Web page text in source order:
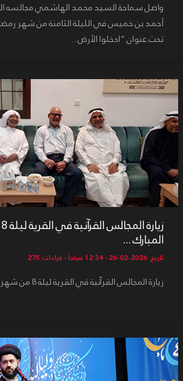
واصل سماحة السيد محمد الهاشمي مجالسه
تحت عنوان “ادخلوا الأرض...
المبارك ...
تاريخ: 2026-02-26 - 12:34 صباحاً - قراءات: 275
زيارة المجالس القرآنية في القرية ليلة 8 من شهر رمضان المبارك 1447هـ...